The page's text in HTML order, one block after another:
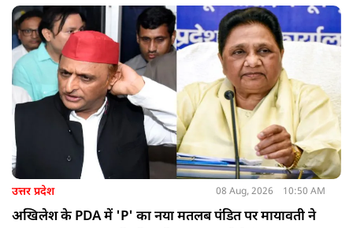
को लेकर दिपके की पुलिस अधिकारी से तीखी बहस हो गई.
उत्तर प्रदेश 08 Aug, 2026 10:50 AM
अखिलेश के PDA में 'P' का नया मतलब पंडित पर मायावती ने